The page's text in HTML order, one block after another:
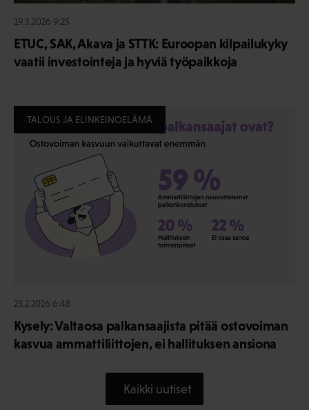
19.3.2026 9:25
ETUC, SAK, Akava ja STTK: Euroopan kilpailukyky
vaatii investointeja ja hyviä työpaikkoja
TALOUS JA ELINKEINOELÄMÄ
23.2.2026 6:48
Kysely: Valtaosa palkansaajista pitää ostovoiman
kasvua ammattiliittojen, ei hallituksen ansiona
Kaikki uutiset